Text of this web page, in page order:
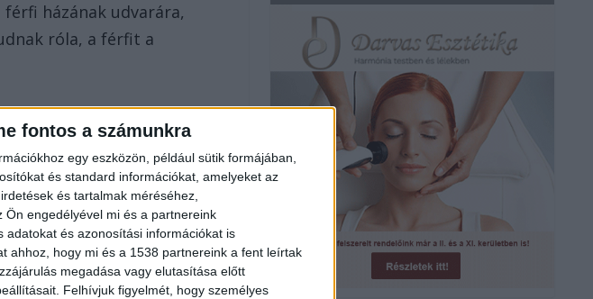
fontos a számunkra
egy eszközön, például sütik formájában,
és standard információkat, amelyeket az
és tartalmak méréséhez,
Ön engedélyével mi és a partnereink
adatokat és azonosítási információkat is
ahhoz, hogy mi és a 1538 partnereink a fent leírtak
megadása vagy elutasítása előtt
Felhívjuk figyelmét, hogy személyes
házának udvarára,
róla, a férfit a